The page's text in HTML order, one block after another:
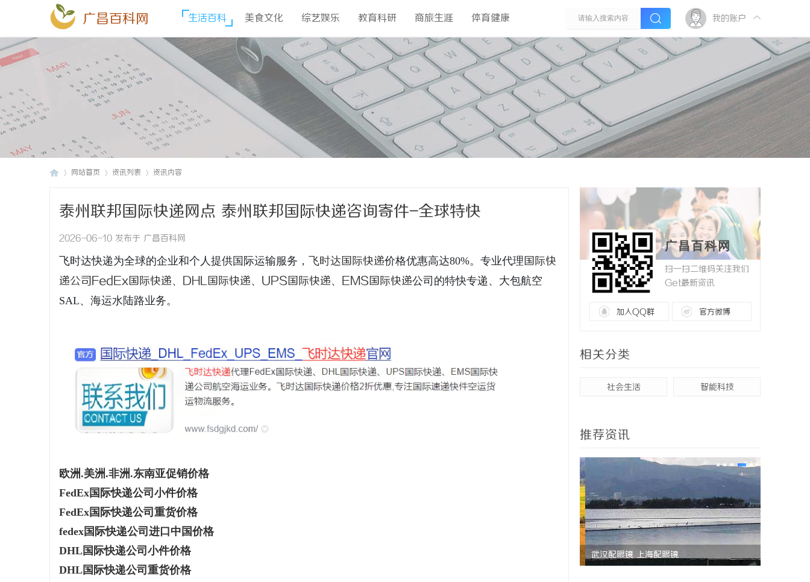
广昌百科网 生活百科 美食文化 综艺娱乐 教育科研 商旅生涯 体育健康 我的账户
网站首页 资讯列表 资讯内容
泰州联邦国际快递网点 泰州联邦国际快递咨询寄件-全球特快
2026-06-10 发布于 广昌百科网
飞时达快递为全球的企业和个人提供国际运输服务， 飞时达 国际快递价格优惠高达80%。专业代理 国际快
递公司FedEx国际快递、 DHL国际快递、 UPS国际快递、 EMS国际快递公司的特快专递、大包航空
SAL、海运水陆路业务。
欧洲.美洲.非洲.东南亚促销价格
FedEx国际快递公司小件价格
FedEx国际快递公司重货价格
fedex国际快递公司进口中国价格
DHL国际快递公司小件价格
DHL国际快递公司重货价格
广昌百科网
扫一扫二维码关注我们
Get最新资讯
加入QQ群 官方微博
相关分类
社会生活 智能科技
推荐资讯
揭秘！专业充电桩项目软件开发商，究竟藏着
哪些行业秘诀？
武汉配眼镜 上海配眼镜